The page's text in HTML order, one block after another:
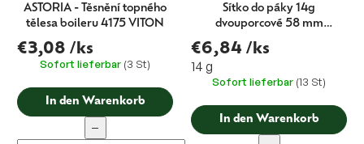
ASTORIA - Těsnění topného
tělesa boileru 4175 VITON
€3,08 /ks
Sofort lieferbar (3 St)
In den Warenkorb
−
Sítko do páky 14g
dvouporcové 58 mm
H.24,5
€6,84 /ks
14 g
Sofort lieferbar (13 St)
In den Warenkorb